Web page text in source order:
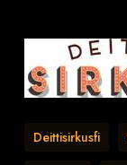
Deittisirkusfi